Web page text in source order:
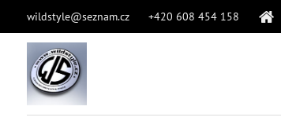
wildstyle@seznam.cz +420 608 454 158